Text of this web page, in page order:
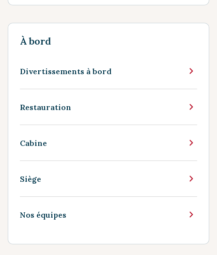
À bord
Divertissements à bord
Restauration
Cabine
Siège
Nos équipes